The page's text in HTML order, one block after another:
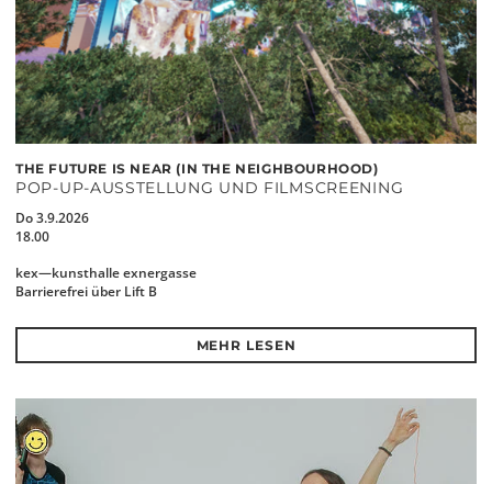
THE FUTURE IS NEAR (IN THE NEIGHBOURHOOD)
POP-UP-AUSSTELLUNG UND FILMSCREENING
Do 3.9.2026
18.00
kex—kunsthalle exnergasse
Barrierefrei über Lift B
MEHR LESEN